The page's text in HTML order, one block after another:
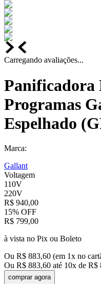
Carregando avaliações...
Panificadora
Programas
Espelhado
Marca:
Gallant
Voltagem
110V
220V
R$ 940,00
15% OFF
R$ 799,00
à vista no Pix ou Boleto
Ou R$ 883,60 (em 1x no
Ou R$ 883,60 até 10x de R$
comprar agora